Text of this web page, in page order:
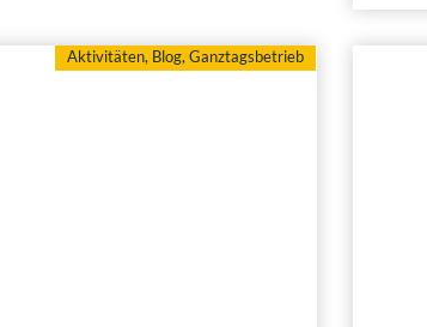
Aktivitäten, Blog, Ganztagsbetrieb